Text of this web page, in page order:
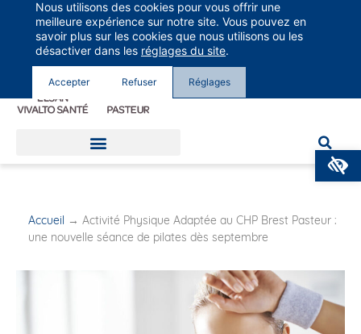
Groupe Vivalto Santé
Entre nous, la vie
Accueil → Activité Physique Adaptée au CHP Brest Pasteur :
une nouvelle séance de pilates dès septembre
Nous utilisons des cookies pour vous offrir une
meilleure expérience sur notre site. Vous pouvez en
savoir plus sur les cookies que nous utilisons ou les
désactiver dans les réglages du site.
Accepter Refuser Réglages